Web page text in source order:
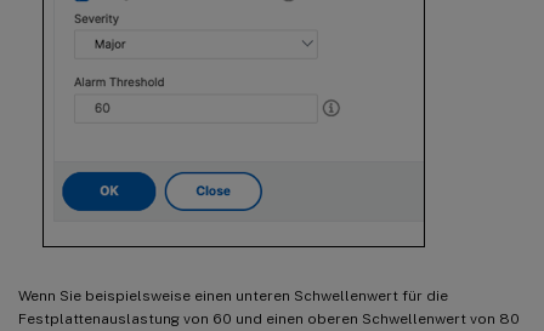
Wenn Sie beispielsweise einen unteren Schwellenwert für die
Festplattenauslastung von 60 und einen oberen Schwellenwert von 80